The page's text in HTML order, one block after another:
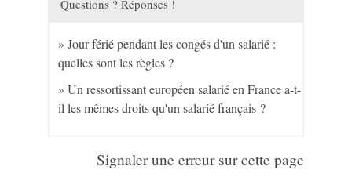
Questions ? Réponses !
Jour férié pendant les congés d'un salarié :
quelles sont les règles ?
Un ressortissant européen salarié en France a-t-
il les mêmes droits qu'un salarié français ?
Signaler une erreur sur cette page